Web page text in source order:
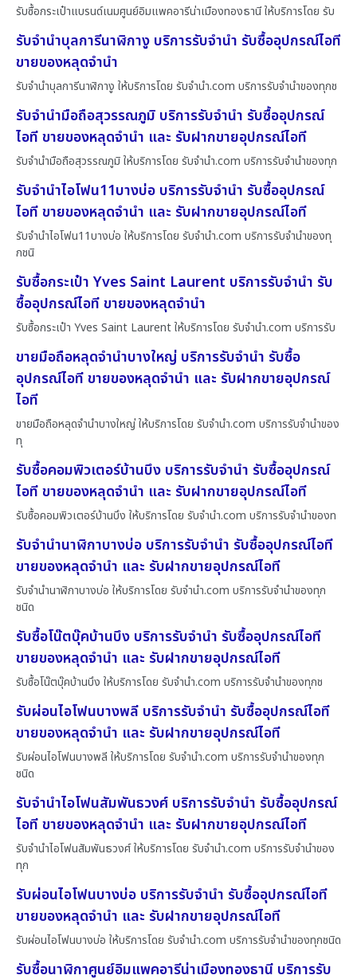
รับซื้อกระเป๋าแบรนด์เนมศูนย์อิมแพคอารีน่าเมืองทองธานี ให้บริการโดย รับ
รับจำนำบุลการีนาฬิกางู บริการรับจำนำ รับซื้ออุปกรณ์ไอที
ขายของหลุดจำนำ
รับจำนำบุลการีนาฬิกางู ให้บริการโดย รับจํานํา.com บริการรับจำนำของทุกช
รับจำนำมือถือสุวรรณภูมิ บริการรับจำนำ รับซื้ออุปกรณ์
ไอที ขายของหลุดจำนำ และ รับฝากขายอุปกรณ์ไอที
รับจำนำมือถือสุวรรณภูมิ ให้บริการโดย รับจํานํา.com บริการรับจำนำของทุก
รับจำนำไอโฟน11บางบ่อ บริการรับจำนำ รับซื้ออุปกรณ์
ไอที ขายของหลุดจำนำ และ รับฝากขายอุปกรณ์ไอที
รับจำนำไอโฟน11บางบ่อ ให้บริการโดย รับจํานํา.com บริการรับจำนำของทุ
กชนิ
รับซื้อกระเป๋า Yves Saint Laurent บริการรับจำนำ รับ
ซื้ออุปกรณ์ไอที ขายของหลุดจำนำ
รับซื้อกระเป๋า Yves Saint Laurent ให้บริการโดย รับจํานํา.com บริการรับ
ขายมือถือหลุดจำนำบางใหญ่ บริการรับจำนำ รับซื้อ
อุปกรณ์ไอที ขายของหลุดจำนำ และ รับฝากขายอุปกรณ์
ไอที
ขายมือถือหลุดจำนำบางใหญ่ ให้บริการโดย รับจํานํา.com บริการรับจำนำของ
ทุ
รับซื้อคอมพิวเตอร์บ้านบึง บริการรับจำนำ รับซื้ออุปกรณ์
ไอที ขายของหลุดจำนำ และ รับฝากขายอุปกรณ์ไอที
รับซื้อคอมพิวเตอร์บ้านบึง ให้บริการโดย รับจํานํา.com บริการรับจำนำของท
รับจำนำนาฬิกาบางบ่อ บริการรับจำนำ รับซื้ออุปกรณ์ไอที
ขายของหลุดจำนำ และ รับฝากขายอุปกรณ์ไอที
รับจำนำนาฬิกาบางบ่อ ให้บริการโดย รับจํานํา.com บริการรับจำนำของทุก
ชนิด
รับซื้อโน๊ตบุ๊คบ้านบึง บริการรับจำนำ รับซื้ออุปกรณ์ไอที
ขายของหลุดจำนำ และ รับฝากขายอุปกรณ์ไอที
รับซื้อโน๊ตบุ๊คบ้านบึง ให้บริการโดย รับจํานํา.com บริการรับจำนำของทุกช
รับผ่อนไอโฟนบางพลี บริการรับจำนำ รับซื้ออุปกรณ์ไอที
ขายของหลุดจำนำ และ รับฝากขายอุปกรณ์ไอที
รับผ่อนไอโฟนบางพลี ให้บริการโดย รับจํานํา.com บริการรับจำนำของทุก
ชนิด
รับจำนำไอโฟนสัมพันธวงศ์ บริการรับจำนำ รับซื้ออุปกรณ์
ไอที ขายของหลุดจำนำ และ รับฝากขายอุปกรณ์ไอที
รับจำนำไอโฟนสัมพันธวงศ์ ให้บริการโดย รับจํานํา.com บริการรับจำนำของ
ทุก
รับผ่อนไอโฟนบางบ่อ บริการรับจำนำ รับซื้ออุปกรณ์ไอที
ขายของหลุดจำนำ และ รับฝากขายอุปกรณ์ไอที
รับผ่อนไอโฟนบางบ่อ ให้บริการโดย รับจํานํา.com บริการรับจำนำของทุกชนิด
รับซื้อนาฬิกาศูนย์อิมแพคอารีน่าเมืองทองธานี บริการรับ